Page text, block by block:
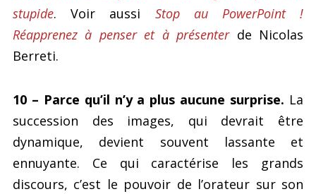
stupide. Voir aussi Stop au PowerPoint !
Réapprenez à penser et à présenterde Nicolas
Berreti.
10 – Parce qu’il n’y a plus aucune surprise. La
succession des images, qui devrait être
dynamique, devient souvent lassante et
ennuyante. Ce qui caractérise les grands
discours, c’est le pouvoir de l’orateur sur son